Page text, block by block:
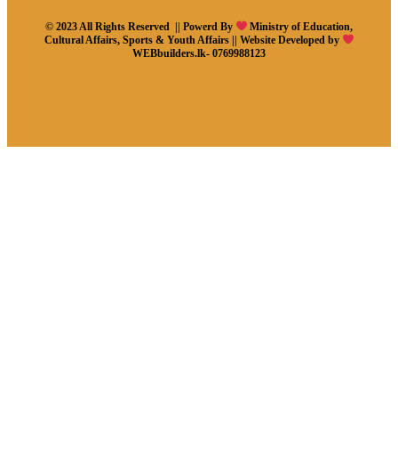
© 2023 All Rights Reserved || Powerd By
Ministry of Education,
Cultural Affairs, Sports & Youth Affairs || Website Developed by
WEBbuilders.lk- 0769988123